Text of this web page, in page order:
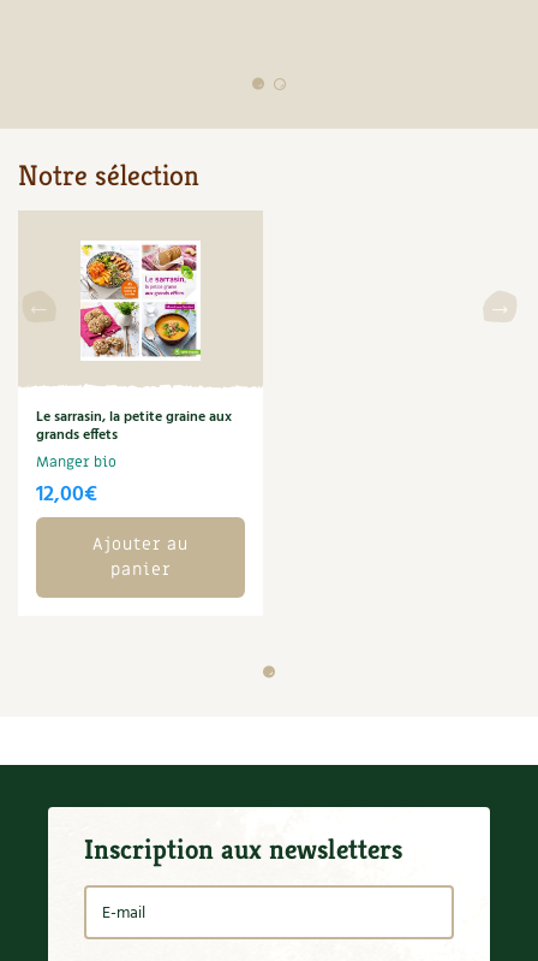
Notre sélection
Le sarrasin, la petite graine aux
grands effets
Manger bio
12,00€
Ajouter au
panier
Inscription aux newsletters